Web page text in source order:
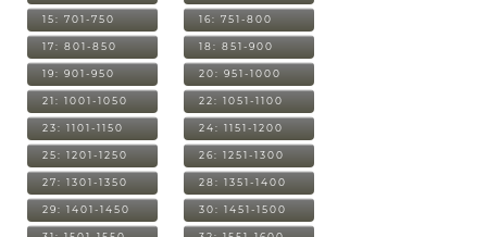
15: 701-750 16: 751-800
17: 801-850 18: 851-900
19: 901-950 20: 951-1000
21: 1001-1050 22: 1051-1100
23: 1101-1150 24: 1151-1200
25: 1201-1250 26: 1251-1300
27: 1301-1350 28: 1351-1400
29: 1401-1450 30: 1451-1500